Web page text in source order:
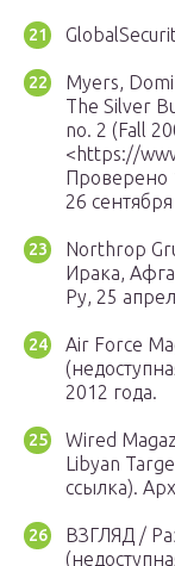
Myers,
The Silver
no. 2 (Fall
<https://
Проверено
26
Northrop
Ирака,
Ру, 25
Air Force
2012 года.
Wired
Libyan
ссылка).
ВЗГЛЯД /